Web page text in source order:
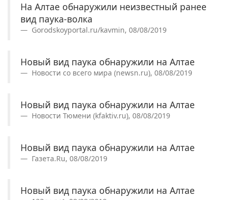
На Алтае обнаружили неизвестный ранее
вид паука-волка
Gorodskoyportal.ru/kavmin, 08/08/2019
Новый вид паука обнаружили на Алтае
Новости со всего мира (newsn.ru), 08/08/2019
Новый вид паука обнаружили на Алтае
Новости Тюмени (kfaktiv.ru), 08/08/2019
Новый вид паука обнаружили на Алтае
Газета.Ru, 08/08/2019
Новый вид паука обнаружили на Алтае